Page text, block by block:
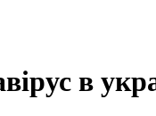
в